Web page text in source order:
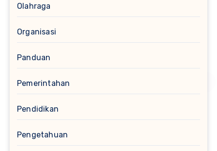
Olahraga
Organisasi
Panduan
Pemerintahan
Pendidikan
Pengetahuan